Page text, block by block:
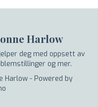
Harlow
deg med oppsett av
og mer.
Harlow - Powered by